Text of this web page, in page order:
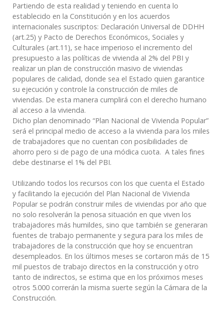
Partiendo de esta realidad y teniendo en cuenta lo
establecido en la Constitución y en los acuerdos
internacionales suscriptos: Declaración Universal de DDHH
(art.25) y Pacto de Derechos Económicos, Sociales y
Culturales (art.11), se hace imperioso el incremento del
presupuesto a las políticas de vivienda al 2% del PBI y
realizar un plan de construcción masivo de viviendas
populares de calidad, donde sea el Estado quien garantice
su ejecución y controle la construcción de miles de
viviendas. De esta manera cumplirá con el derecho humano
al acceso a la vivienda.
Dicho plan denominado “Plan Nacional de Vivienda Popular”
será el principal medio de acceso a la vivienda para los miles
de trabajadores que no cuentan con posibilidades de
ahorro pero si de pago de una módica cuota. A tales fines
debe destinarse el 1% del PBI.
Utilizando todos los recursos con los que cuenta el Estado
y facilitando la ejecución del Plan Nacional de Vivienda
Popular se podrán construir miles de viviendas por año que
no solo resolverán la penosa situación en que viven los
trabajadores más humildes, sino que también se generaran
fuentes de trabajo permanente y segura para los miles de
trabajadores de la construcción que hoy se encuentran
desempleados. En los últimos meses se cortaron más de 15
mil puestos de trabajo directos en la construcción y otro
tanto de indirectos, se estima que en los próximos meses
otros 5.000 correrán la misma suerte según la Cámara de la
Construcción.